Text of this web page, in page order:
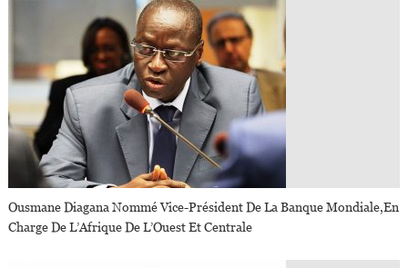
Ousmane Diagana Nommé Vice-Président De La Banque Mondiale,en
Charge De L’Afrique De L’Ouest Et Centrale